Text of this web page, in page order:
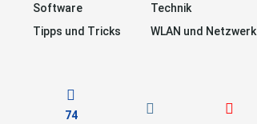
Software
Technik
Tipps und Tricks
WLAN und Netzwerk
74